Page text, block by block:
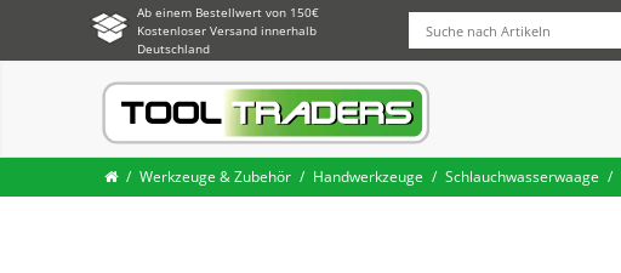
Ab einem Bestellwert von 150€
Kostenloser Versand innerhalb
Deutschland
Werkzeuge & Zubehör Handwerkzeuge Schlauchwasserwaage